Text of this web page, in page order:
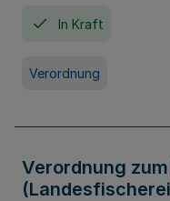
In Kraft
Verordnung
Verordnung